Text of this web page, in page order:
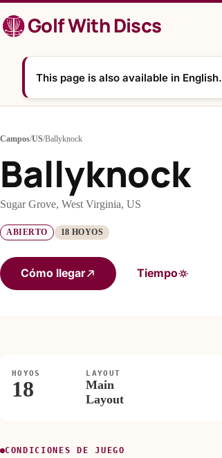
al
contenidoGolf With Discs
This page is also available in English.
Campos/US/Ballyknock
Ballyknock
Sugar Grove, West Virginia, US
ABIERTO 18 HOYOS
Cómo llegar Tiempo
HOYOS
18
LAYOUT
Main
Layout
CONDICIONES DE JUEGO